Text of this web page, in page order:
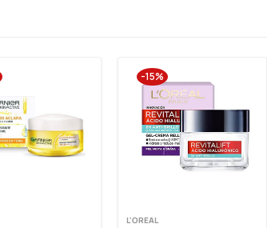
-15%
L'OREAL